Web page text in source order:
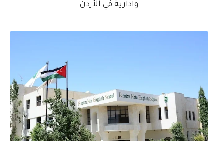
وادارية في الأردن